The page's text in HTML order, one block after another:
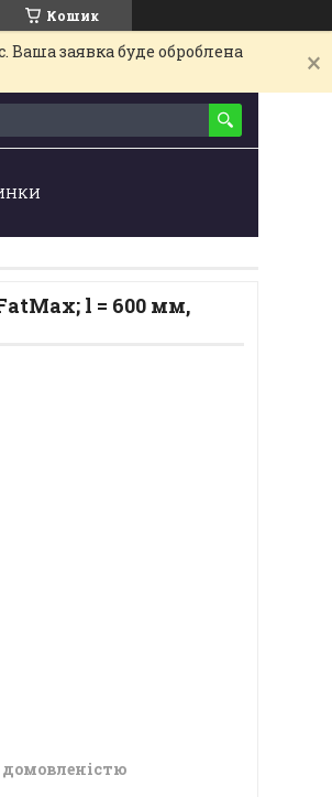
Кошик
Ваша заявка буде оброблена
l = 600 мм,
домовленістю